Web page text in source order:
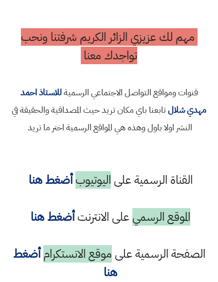
مهم لك عزيزي الزائر الكريم شرفتنا ونحب
تواجدك معنا
قنوات ومواقع التواصل الاجتماعي الرسميةللاستاذ احمد
مهدي شلالتابعنا باي مكان تريد حيث المصداقية والحقيقة في
النشر اولا باول وهذه هي المواقع الرسمية اختر ما تريد
القناة الرسمية على اليوتيوب أضغط هنا
الموقع الرسمي على الانترنتأضغط هنا
الصفحة الرسمية على موقع الانستكرام أضغط
هنا